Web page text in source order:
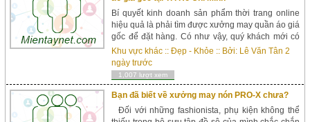
Bí quyết kinh doanh sản phẩm thời trang online
hiệu quả là phải tìm được xưởng may quần áo giá
gốc để đặt hàng. Có như vậy, quý khách mới có
thể khó khăn với những đối thủ khác trên thị
trường và tăng thêm lợi nhuận c...
Khu vực khác ::Đẹp - Khỏe :: Bởi: Lê Văn Tân 2
ngày trước
1,007 lượt xem
Bạn đã biết về xưởng may nón PRO-X chưa?
Đối với những fashionista, phụ kiện không thể